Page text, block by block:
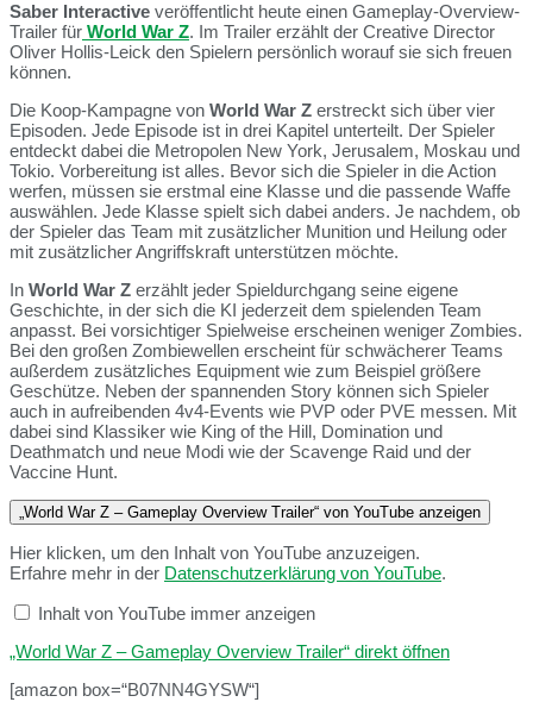
Saber Interactive veröffentlicht heute einen Gameplay-Overview-
Trailer für World War Z. Im Trailer erzählt der Creative Director
Oliver Hollis-Leick den Spielern persönlich worauf sie sich freuen
können.
Die Koop-Kampagne von World War Z erstreckt sich über vier
Episoden. Jede Episode ist in drei Kapitel unterteilt. Der Spieler
entdeckt dabei die Metropolen New York, Jerusalem, Moskau und
Tokio. Vorbereitung ist alles. Bevor sich die Spieler in die Action
werfen, müssen sie erstmal eine Klasse und die passende Waffe
auswählen. Jede Klasse spielt sich dabei anders. Je nachdem, ob
der Spieler das Team mit zusätzlicher Munition und Heilung oder
mit zusätzlicher Angriffskraft unterstützen möchte.
In World War Z erzählt jeder Spieldurchgang seine eigene
Geschichte, in der sich die KI jederzeit dem spielenden Team
anpasst. Bei vorsichtiger Spielweise erscheinen weniger Zombies.
Bei den großen Zombiewellen erscheint für schwächerer Teams
außerdem zusätzliches Equipment wie zum Beispiel größere
Geschütze. Neben der spannenden Story können sich Spieler
auch in aufreibenden 4v4-Events wie PVP oder PVE messen. Mit
dabei sind Klassiker wie King of the Hill, Domination und
Deathmatch und neue Modi wie der Scavenge Raid und der
Vaccine Hunt.
„World War Z – Gameplay Overview Trailer“ von YouTube anzeigen
Hier klicken, um den Inhalt von YouTube anzuzeigen.
Erfahre mehr in der Datenschutzerklärung von YouTube.
Inhalt von YouTube immer anzeigen
„World War Z – Gameplay Overview Trailer“ direkt öffnen
[amazon box=“B07NN4GYSW“]